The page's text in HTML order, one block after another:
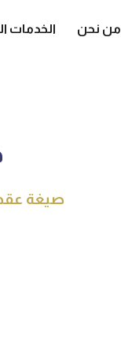
من نحن الخدمات
صيغة